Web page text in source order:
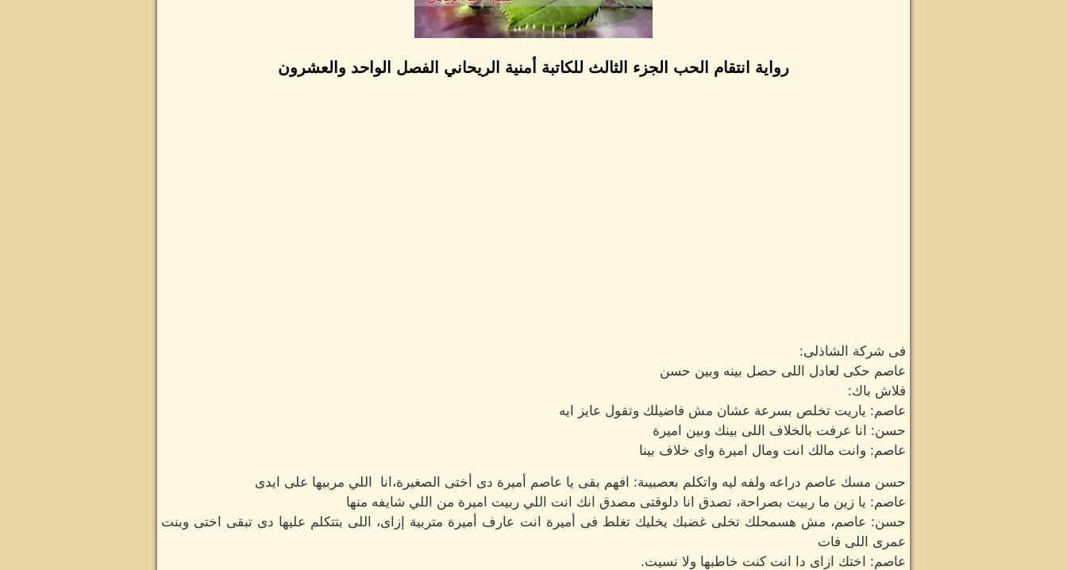
رواية انتقام الحب الجزء الثالث للكاتبة أمنية الريحاني الفصل الواحد والعشرون
فى شركة الشاذلى:
عاصم حكى لعادل اللى حصل بينه وبين حسن
فلاش باك:
عاصم: ياريت تخلص بسرعة عشان مش فاضيلك وتقول عايز ايه
حسن: انا عرفت بالخلاف اللى بينك وبين اميرة
عاصم: وانت مالك انت ومال اميرة واى خلاف بينا
حسن مسك عاصم دراعه ولفه ليه واتكلم بعصبيىة: افهم بقى يا عاصم أميرة دى أختى الصغيرة،انا اللي مربيها على ايدى
عاصم: يا زين ما ربيت بصراحة، تصدق انا دلوقتى مصدق انك انت اللي ربيت اميرة من اللي شايفه منها
حسن: عاصم، مش هسمحلك تخلى غضبك يخليك تغلط فى أميرة انت عارف أميرة متربية إزاى، اللى بتتكلم عليها دى تبقى اختى وبنت
عمرى اللى فات
عاصم: اختك ازاى دا انت كنت خاطبها ولا نسيت.